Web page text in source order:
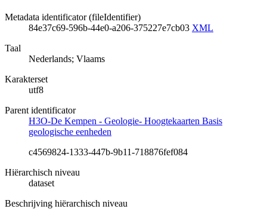
Metadata identificator (fileIdentifier)
84e37c69-596b-44e0-a206-375227e7cb03 XML
Taal
Nederlands; Vlaams
Karakterset
utf8
Parent identificator
H3O-De Kempen - Geologie- Hoogtekaarten Basis
geologische eenheden
c4569824-1333-447b-9b11-718876fef084
Hiërarchisch niveau
dataset
Beschrijving hiërarchisch niveau